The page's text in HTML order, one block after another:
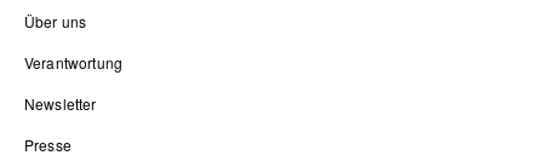
Über uns
Verantwortung
Newsletter
Presse